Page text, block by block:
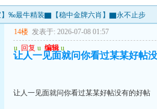
】‰最牛精装▇【稳中金牌六肖】▇永不止步
14楼 发表于: 2026-07-08 01:57
u 回复 u 编辑 u
让人一见面就问你看过某某好帖
让人一见面就问你看过某某好帖没有的好帖